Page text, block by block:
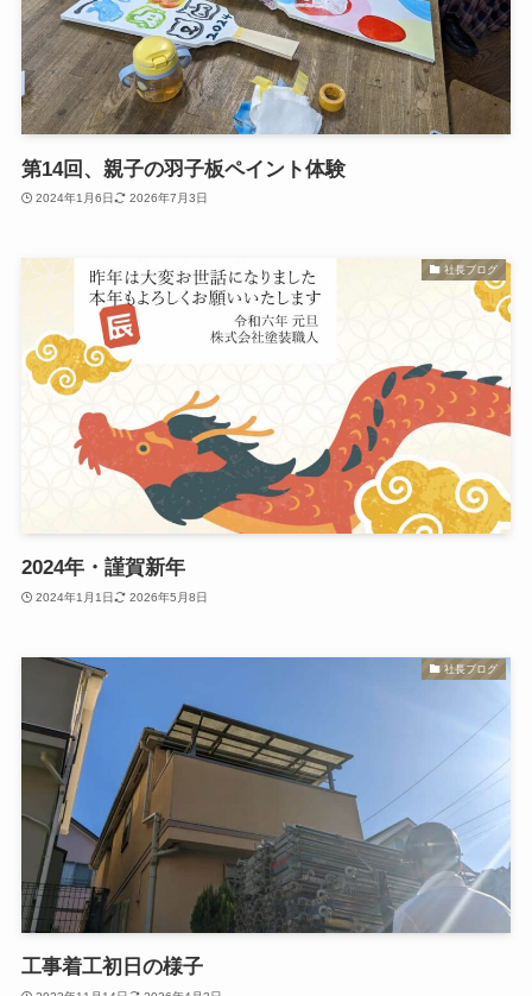
第14回、親子の羽子板ペイント体験
2024年1月6日 2026年7月3日
社長ブログ
2024年・謹賀新年
2024年1月1日 2026年5月8日
社長ブログ
工事着工初日の様子